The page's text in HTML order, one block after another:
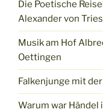
Die Poetische
Alexander von
Musik am Hof
Oettingen
Falkenjunge mit
Warum war Händel